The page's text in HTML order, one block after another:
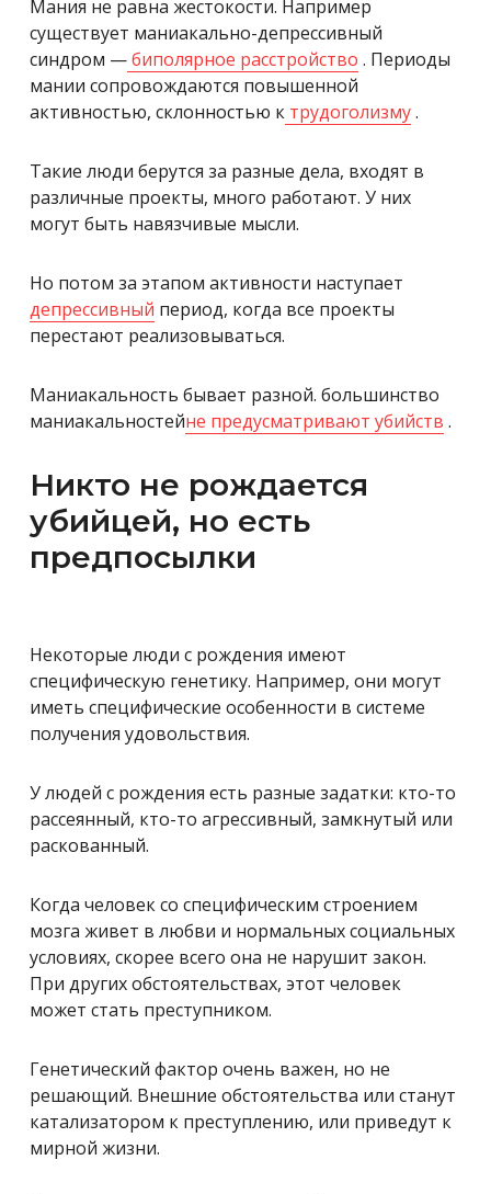
Мания не равна жестокости. Например
существует маниакально-депрессивный
синдром —биполярное расстройство . Периоды
мании сопровождаются повышенной
активностью, склонностью к трудоголизму.
Такие люди берутся за разные дела, входят в
различные проекты, много работают. У них
могут быть навязчивые мысли.
Но потом за этапом активности наступает
депрессивный период, когда все проекты
перестают реализовываться.
Маниакальность бывает разной. большинство
маниакальностейне предусматривают убийств .
Никто не рождается
убийцей, но есть
предпосылки
Некоторые люди с рождения имеют
специфическую генетику. Например, они могут
иметь специфические особенности в системе
получения удовольствия.
У людей с рождения есть разные задатки: кто-то
рассеянный, кто-то агрессивный, замкнутый или
раскованный.
Когда человек со специфическим строением
мозга живет в любви и нормальных социальных
условиях, скорее всего она не нарушит закон.
При других обстоятельствах, этот человек
может стать преступником.
Генетический фактор очень важен, но не
решающий. Внешние обстоятельства или станут
катализатором к преступлению, или приведут к
мирной жизни.